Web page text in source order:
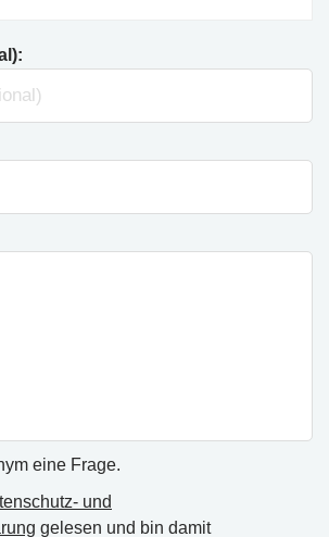
eine Frage.
und
gelesen und bin damit